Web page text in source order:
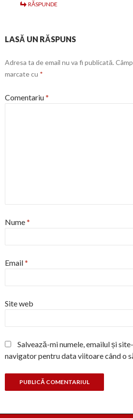
RĂSPUNDE
LASĂ UN RĂSPUNS
Adresa ta de email nu va fi publicată.
marcate cu *
Comentariu*
Nume*
Email*
Site web
Salvează-mi numele, emailul și
navigator pentru data viitoare când o